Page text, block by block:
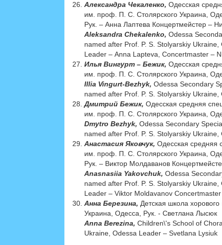
Александра Чекаленко, Одесская
им. проф. П. С. Столярского Украина,
Рук. – Анна Лаптева Концертмейстер –
Aleksandra Chekalenko, Odessa
named after Prof. P. S. Stolyarskiy Ukraine,
Leader – Аnna Lapteva, Сoncertmaster –
Илья Вингурт – Бежик, Одесская
им. проф. П. С. Столярского Украина,
Illia Vingurt-Bezhyk, Odessa Secondary
named after Prof. P. S. Stolyarskiy
Дмитрий Бежик, Одесская средняя
им. проф. П. С. Столярского Украина,
Dmytro Bezhyk, Odessa Secondary
named after Prof. P. S. Stolyarskiy
Анастасия Яковчук, Одесская средняя
им. проф. П. С. Столярского Украина,
Рук. – Виктор Молдаванов
Anasnasiia Yakovchuk, Odessa
named after Prof. P. S. Stolyarskiy Ukraine,
Leader – Viktor Moldаvanov
Анна Березина, Детская школа
Украина, Одесса, Рук. - Светлана Лысюк
Anna Berezina, Children\'s School of
Ukraine, Odessa Leader – Svetlana Lysiuk